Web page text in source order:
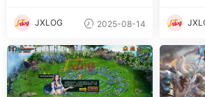
JXLOG 2025-08-14